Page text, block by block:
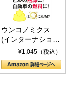
ウンコノミクス
(インターナショナ
ル新書)¥1,045（税込）